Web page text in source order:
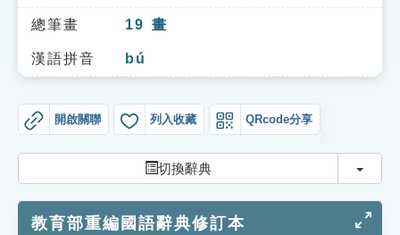
單字索引
生命大百科索引
遊戲專區
教學應用
貓頭鷹博士
總筆畫 19 畫
漢語拼音 bú
開啟關聯 列入收藏 QRcode分享
切換辭典 切換
教育部重編國語辭典修訂本